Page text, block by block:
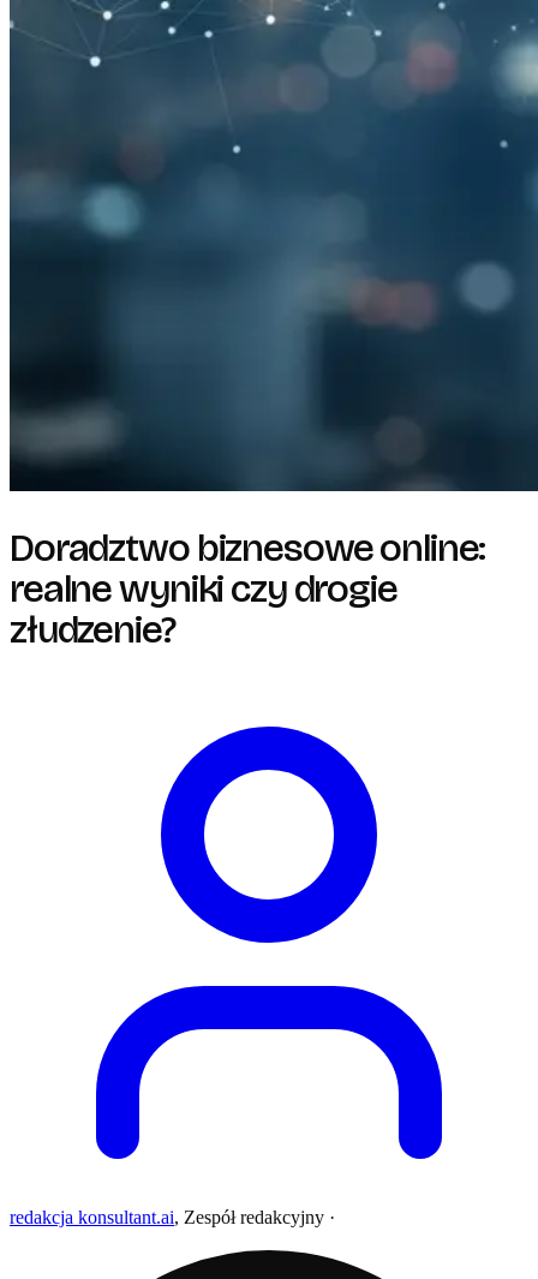
Doradztwo biznesowe online:
realne wyniki czy drogie
złudzenie?
redakcja konsultant.ai, Zespół redakcyjny ·